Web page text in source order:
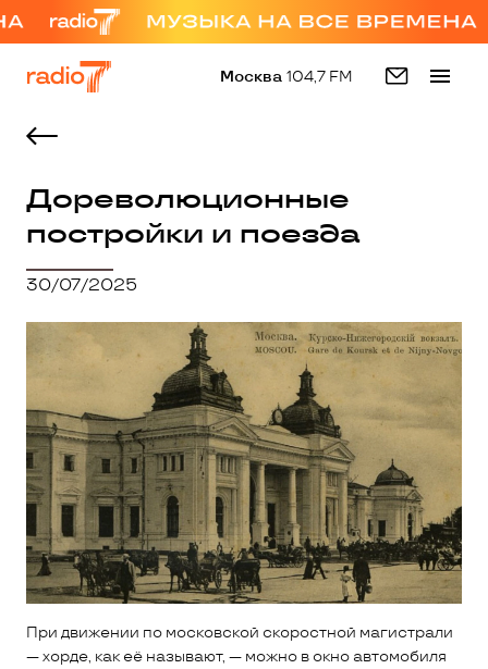
Москва 104,7 FM
Дореволюционные
постройки и поезда
30/07/2025
При движении по московской скоростной магистрали
— хорде, как её называют, — можно в окно автомобиля